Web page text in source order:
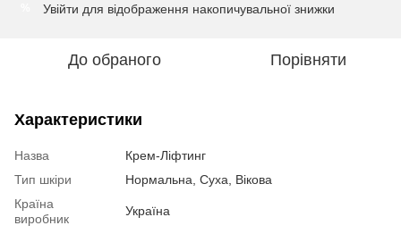
Увійти для відображення накопичувальної знижки
До обраного Порівняти
Характеристики
Назва
Крем-Ліфтинг
Тип шкіри
Нормальна, Суха, Вікова
Країна
виробник
Україна